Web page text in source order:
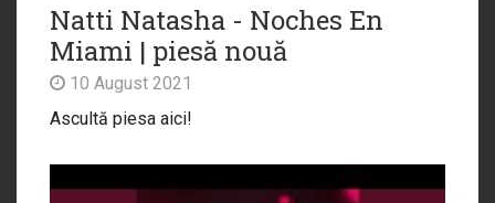
Natti Natasha - Noches En
Miami | piesă nouă
10 August 2021
Ascultă piesa aici!